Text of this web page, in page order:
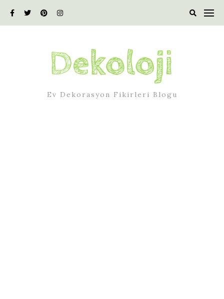
Ev Dekorasyon Fikirleri Blogu